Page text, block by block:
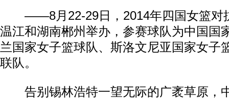
——8月22-29日，2014年四国女篮对
温江和湖南郴州举办，参赛球队为中国国
兰国家女子篮球队、斯洛文尼亚国家女子
联队。
告别锡林浩特一望无际的广袤草原，